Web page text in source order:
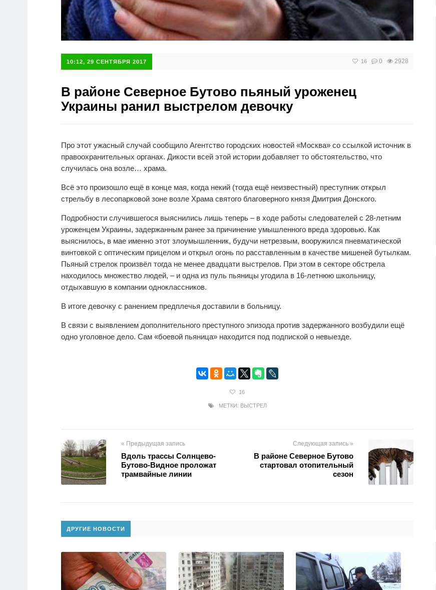
10:12, 29 СЕНТЯБРЯ 2017 16 0 2928
В районе Северное Бутово пьяный уроженец
Украины ранил выстрелом девочку
Про этот ужасный случай сообщило Агентство городских новостей «Москва» со ссылкой источник в
правоохранительных органах. Дикости всей этой истории добавляет то обстоятельство, что
случилась она возле… храма.
Всё это произошло ещё в конце мая, когда некий (тогда ещё неизвестный) преступник открыл
стрельбу в лесопарковой зоне возле Храма святого благоверного князя Дмитрия Донского.
Подробности случившегося выяснились лишь теперь – в ходе работы следователей с 28-летним
уроженцем Украины, задержанным ранее за причинение умышленного вреда здоровью. Как
выяснилось, в мае именно этот злоумышленник, будучи нетрезвым, вооружился пневматической
винтовкой с оптическим прицелом и открыл огонь по расставленным в качестве мишеней бутылкам.
Пьяный стрелок произвёл тогда не менее двадцати выстрелов. При этом в секторе обстрела
находилось множество людей, – и одна из пуль пьяницы угодила в 16-летнюю школьницу,
отдыхавшую в компании одноклассников.
В итоге девочку с ранением предплечья доставили в больницу.
В связи с выявлением дополнительного преступного эпизода против задержанного возбудили ещё
одно уголовное дело. Сам «боевой пьяница» находится под подпиской о невыезде.
16
МЕТКИ: ВЫСТРЕЛ
« Предыдущая запись
Вдоль трассы Солнцево-
Бутово-Видное проложат
трамвайные линии
Следующая запись »
В районе Северное Бутово
стартовал отопительный
сезон
ДРУГИЕ НОВОСТИ